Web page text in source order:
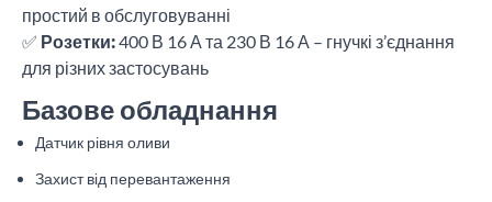
простий в обслуговуванні
✅ Розетки:400 В 16 А та 230 В 16 А – гнучкі з’єднання
для різних застосувань
Базове обладнання
Датчик рівня оливи
Захист від перевантаження